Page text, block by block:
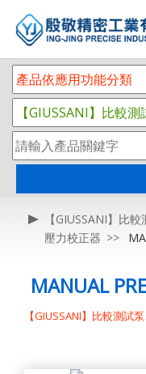
【GIUSSANI】比
壓力校正器
MANUAL
【GIUSSANI】比較測試